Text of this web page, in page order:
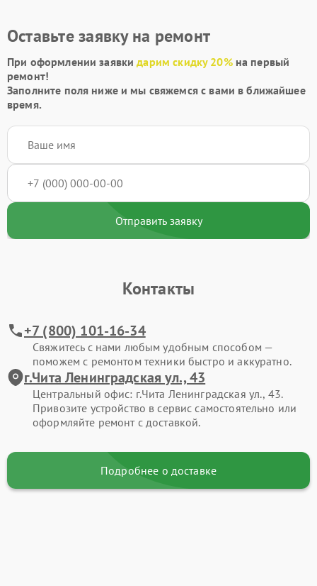
Оставьте заявку на ремонт
При оформлении заявкидарим скидку 20%на первый
ремонт!
Заполните поля ниже и мы свяжемся с вами в ближайшее
время.
Отправить заявку
Контакты
+7 (800) 101-16-34
Свяжитесь с нами любым удобным способом —
поможем с ремонтом техники быстро и аккуратно.
г.Чита Ленинградская ул., 43
Центральный офис: г.Чита Ленинградская ул., 43.
Привозите устройство в сервис самостоятельно или
оформляйте ремонт с доставкой.
Подробнее о доставке